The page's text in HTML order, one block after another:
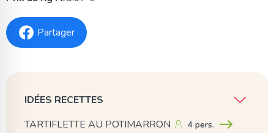
Partager
IDÉES RECETTES
TARTIFLETTE AU POTIMARRON
4 pers.